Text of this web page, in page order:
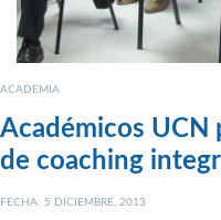
ACADEMIA
Académicos UCN
de coaching
FECHA: 5 DICIEMBRE, 2013